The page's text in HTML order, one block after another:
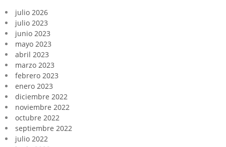
julio 2026
julio 2023
junio 2023
mayo 2023
abril 2023
marzo 2023
febrero 2023
enero 2023
diciembre 2022
noviembre 2022
octubre 2022
septiembre 2022
julio 2022